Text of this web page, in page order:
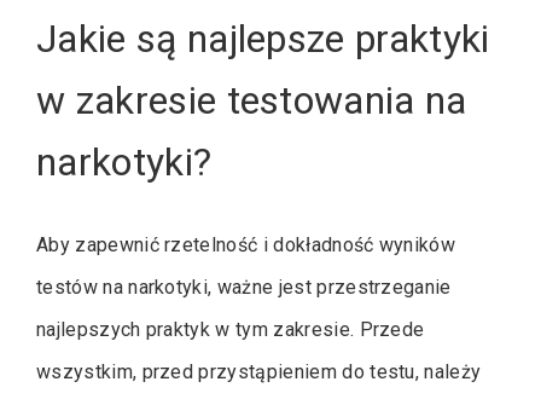
Jakie są najlepsze praktyki
w zakresie testowania na
narkotyki?
Aby zapewnić rzetelność i dokładność wyników
testów na narkotyki, ważne jest przestrzeganie
najlepszych praktyk w tym zakresie. Przede
wszystkim, przed przystąpieniem do testu, należy